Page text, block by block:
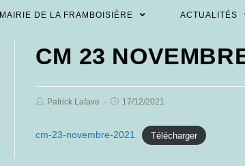
MAIRIE DE LA FRAMBOISIÈRE ACTUALITÉS
CM 23
PostPatrick Lafave
Post17/12/2021
cm-23-novembre-2021 Télécharger